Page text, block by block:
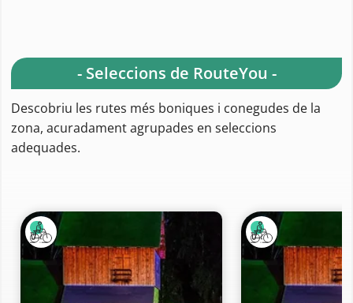
- Seleccions de RouteYou -
Descobriu les rutes més boniques i conegudes de la
zona, acuradament agrupades en seleccions
adequades.